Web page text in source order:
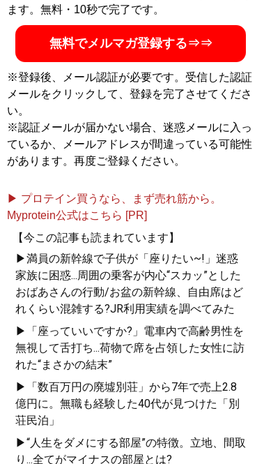
ます。無料・10秒で完了です。
無料でメルマガ登録する⇒⇒
※登録後、メール認証が必要です。受信した認証
メールをクリックして、登録を完了させてくださ
い。
※認証メールが届かない場合、迷惑メールに入っ
ているか、メールアドレスが間違っている可能性
があります。再度ご登録ください。
▶ プロテイン買うなら、まず売れ筋から。
Myprotein公式はこちら [PR]
【今この記事も読まれています】
▶満員の新幹線で子供が「座りたい~!」迷惑
家族に困惑...周囲の乗客が内心“スカッ”とした
おばあさんの行動/お盆の新幹線、自由席はど
れくらい混雑する?JR利用実績を調べてみた
▶「座っていいですか?」電車内で高齢男性を
無視して舌打ち...荷物で席を占領した女性に訪
れた“まさかの結末”
▶「数百万円の廃墟別荘」から7年で売上2.8
億円に。無職も経験した40代が見つけた「別
荘民泊」
▶“人生をダメにする部屋”の特徴。立地、間取
り...全てがマイナスの部屋とは?